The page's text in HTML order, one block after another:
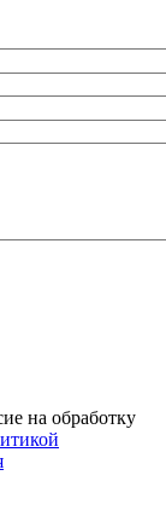
на обработку